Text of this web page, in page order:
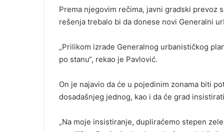
Prema njegovim rečima, javni gradski prevoz
rešenja trebalo bi da donese novi Generalni
„Prilikom izrade Generalnog urbanističkog
po stanu“, rekao je Pavlović.
On je najavio da će u pojedinim zonama biti
dosadašnjeg jednog, kao i da će grad
„Na moje insistiranje, dupliraćemo stepen